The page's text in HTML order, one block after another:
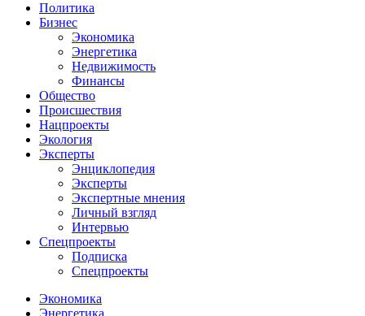
Политика
Бизнес
Экономика
Энергетика
Недвижимость
Финансы
Общество
Происшествия
Нацпроекты
Экология
Эксперты
Энциклопедия
Эксперты
Экспертные мнения
Личный взгляд
Интервью
Спецпроекты
Подписка
Спецпроекты
Экономика
Энергетика